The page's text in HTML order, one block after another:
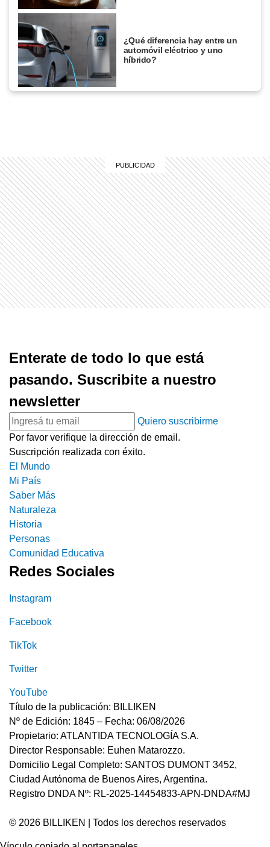
¿Qué diferencia hay entre un
automóvil eléctrico y uno
híbrido?
Enterate de todo lo que está
pasando. Suscribite a nuestro
newsletter
Quiero suscribirme
Por favor verifique la dirección de email.
Suscripción realizada con éxito.
El Mundo
Mi País
Saber Más
Naturaleza
Historia
Personas
Comunidad Educativa
Redes Sociales
Instagram
Facebook
TikTok
Twitter
YouTube
Título de la publicación: BILLIKEN
Nº de Edición: 1845 – Fecha: 06/08/2026
Propietario: ATLANTIDA TECNOLOGÍA S.A.
Director Responsable: Euhen Matarozzo.
Domicilio Legal Completo: SANTOS DUMONT 3452,
Ciudad Autónoma de Buenos Aires, Argentina.
Registro DNDA Nº: RL-2025-14454833-APN-DNDA#MJ
© 2026 BILLIKEN | Todos los derechos reservados